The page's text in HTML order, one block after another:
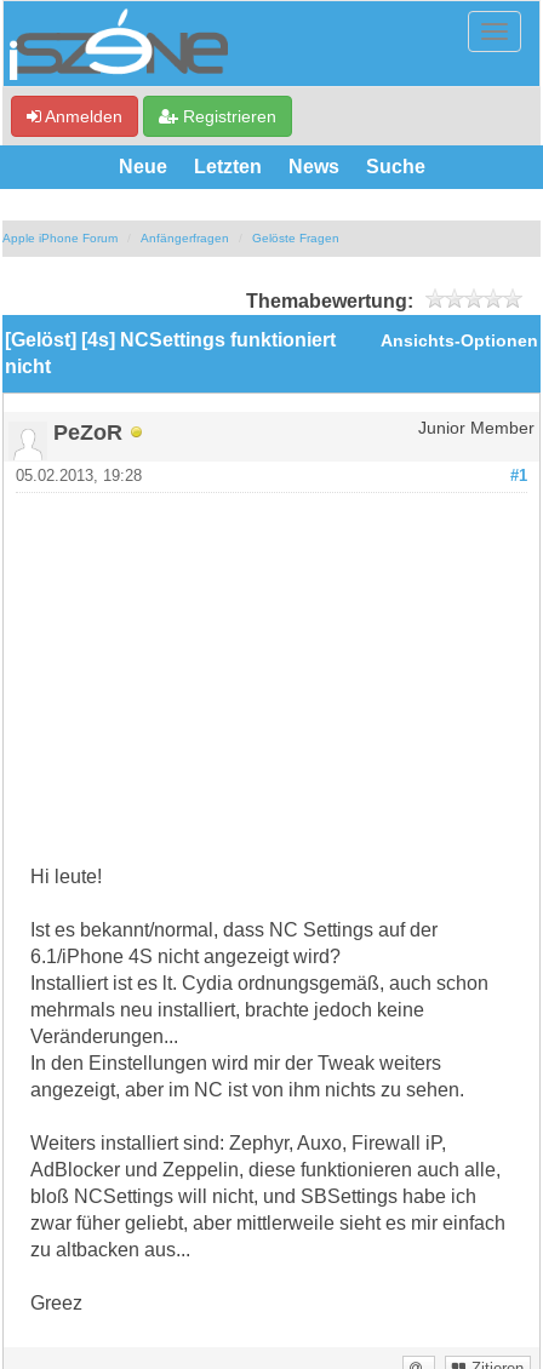
Anmelden Registrieren
Neue Letzten News Suche
Apple iPhone Forum Anfängerfragen Gelöste Fragen
Themabewertung:
Ansichts-Optionen
[Gelöst] [4s] NCSettings funktioniert
nicht
PeZoR Junior Member
#1
05.02.2013, 19:28
Hi leute!
Ist es bekannt/normal, dass NC Settings auf der
6.1/iPhone 4S nicht angezeigt wird?
Installiert ist es lt. Cydia ordnungsgemäß, auch schon
mehrmals neu installiert, brachte jedoch keine
Veränderungen...
In den Einstellungen wird mir der Tweak weiters
angezeigt, aber im NC ist von ihm nichts zu sehen.
Weiters installiert sind: Zephyr, Auxo, Firewall iP,
AdBlocker und Zeppelin, diese funktionieren auch alle,
bloß NCSettings will nicht, und SBSettings habe ich
zwar füher geliebt, aber mittlerweile sieht es mir einfach
zu altbacken aus...
Greez